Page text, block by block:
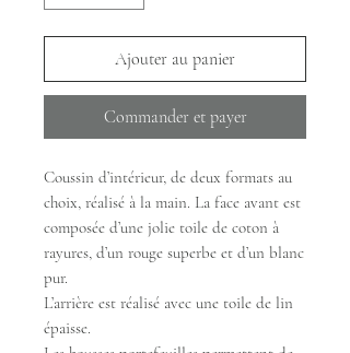
Ajouter au panier
Commander et payer
Coussin d’intérieur, de deux formats au
choix, réalisé à la main. La face avant est
composée d’une jolie toile de coton à
rayures, d’un rouge superbe et d’un blanc
pur.
L’arrière est réalisé avec une toile de lin
épaisse.